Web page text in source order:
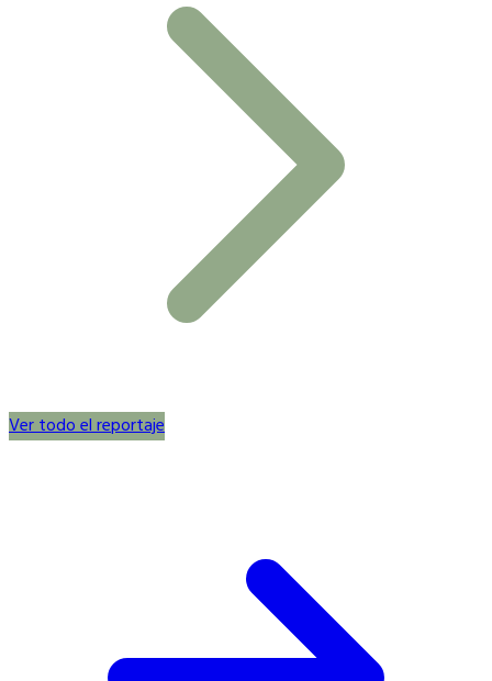
Ver todo el reportaje